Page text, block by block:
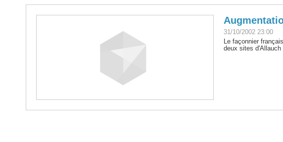
31/10/2002 23:00
Le façonnier
deux sites